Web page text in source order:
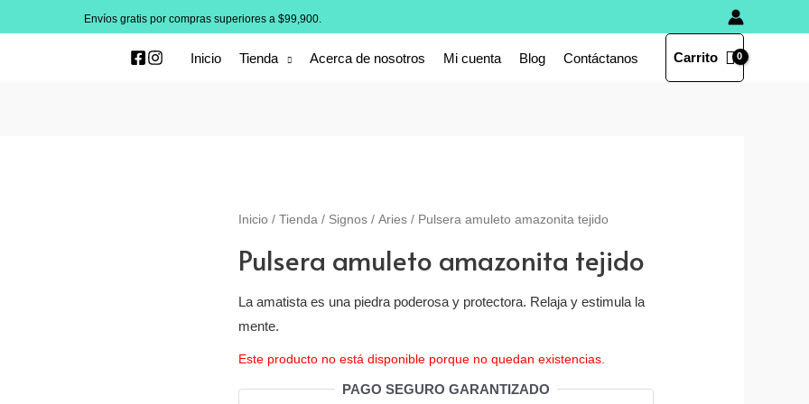
Envíos gratis por compras superiores a $99,900.
Inicio Tienda Acerca de nosotros Mi cuenta Blog Contáctanos Carrito
Inicio / Tienda / Signos / Aries / Pulsera amuleto amazonita tejido
Pulsera amuleto amazonita tejido
La amatista es una piedra poderosa y protectora. Relaja y estimula la
mente.
Este producto no está disponible porque no quedan existencias.
PAGO SEGURO GARANTIZADO